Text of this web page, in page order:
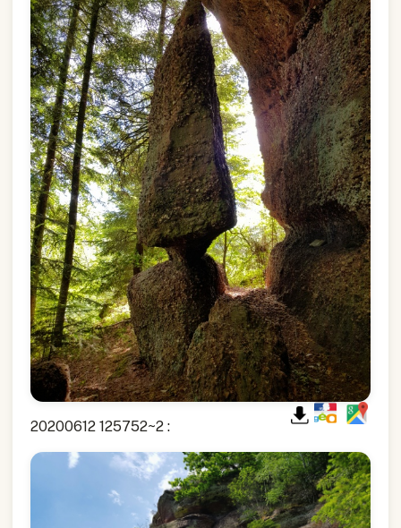
20200612 125752~2 :